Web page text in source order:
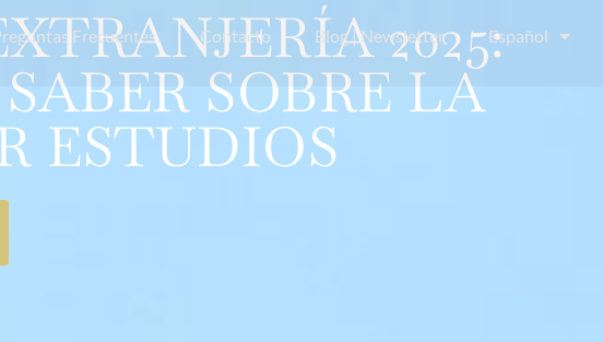
Frecuentes Contacto Blog | Newsletter Español
2025:
SOBRE LA
ESTUDIOS